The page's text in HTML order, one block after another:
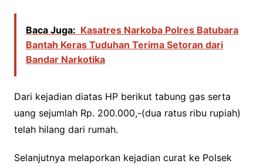
Baca Juga: Kasatres Narkoba Polres Batubara
Bantah Keras Tuduhan Terima Setoran dari
Bandar Narkotika
Dari kejadian diatas HP berikut tabung gas serta
uang sejumlah Rp. 200.000,-(dua ratus ribu rupiah)
telah hilang dari rumah.
Selanjutnya melaporkan kejadian curat ke Polsek